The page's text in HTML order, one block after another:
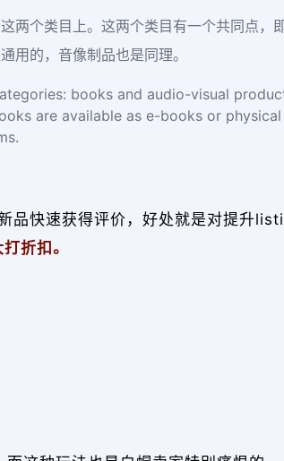
两个类目上。这两个类目有一个共同点
用的，音像制品也是同理。
books and audio-visual
are available as e-books or
品快速获得评价，好处就是对提升
折扣。